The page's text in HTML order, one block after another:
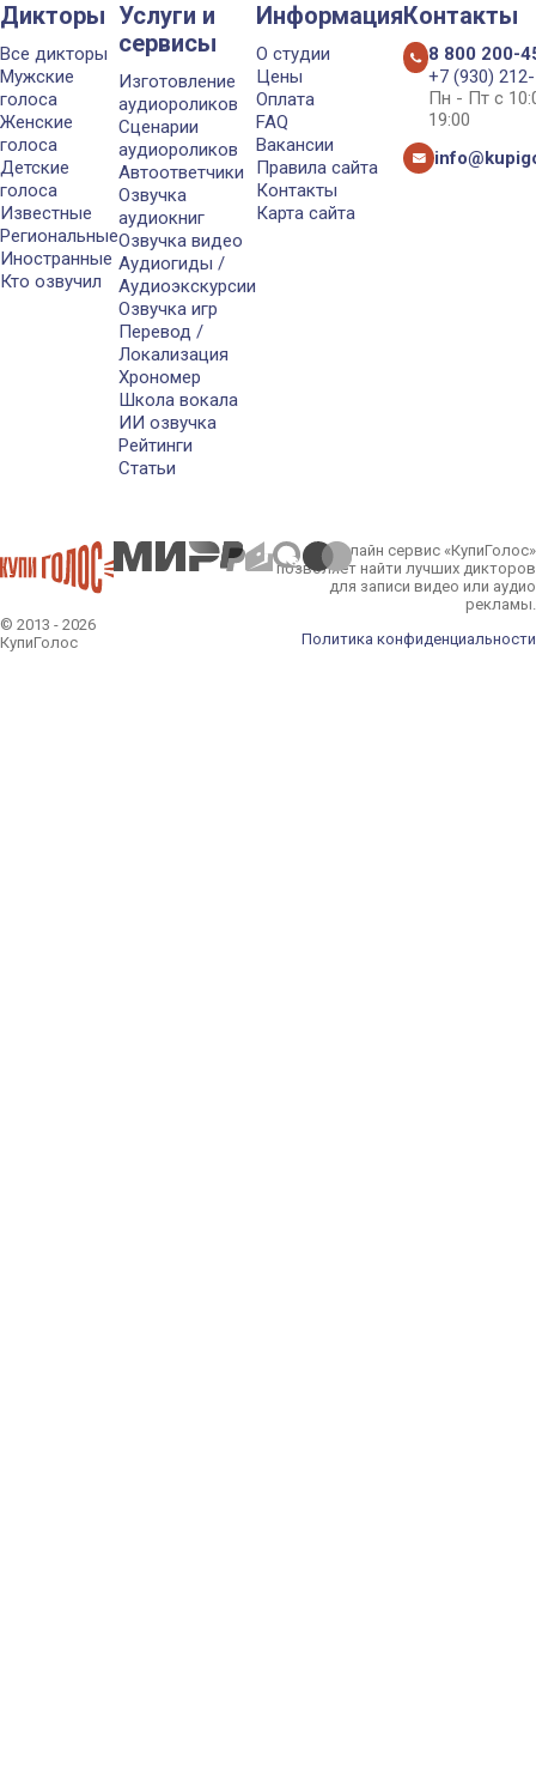
Дикторы
Все дикторы
Мужские
голоса
Женские
голоса
Детские
голоса
Известные
Региональные
Иностранные
Кто озвучил
Услуги и
сервисы
Изготовление
аудиороликов
Сценарии
аудиороликов
Автоответчики
Озвучка
аудиокниг
Озвучка видео
Аудиогиды /
Аудиоэкскурсии
Озвучка игр
Перевод /
Локализация
Хрономер
Школа вокала
ИИ озвучка
Рейтинги
Статьи
Информация
О студии
Цены
Оплата
FAQ
Вакансии
Правила сайта
Контакты
Карта сайта
Контакты
8 800 200-
+7 (930)
Пн - Пт с
19:00
© 2013 - 2026
КупиГолос
Онлайн сервис «КупиГолос»
позволяет найти лучших дикторов
для записи видео или аудио
рекламы.
Политика конфиденциальности